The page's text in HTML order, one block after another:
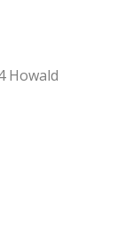
Howald